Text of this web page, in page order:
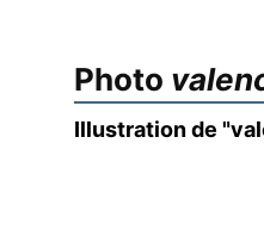
Photo
Illustration de